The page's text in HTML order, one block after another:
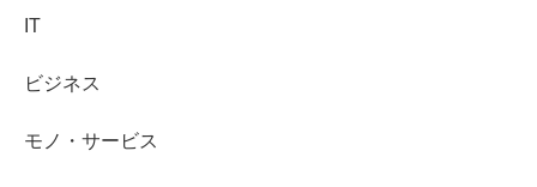
IT
ビジネス
モノ・サービス